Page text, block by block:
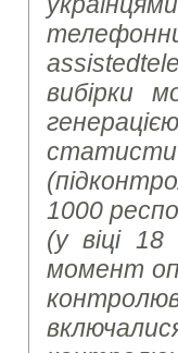
assisted
вибірки
1000
(у віці
момент